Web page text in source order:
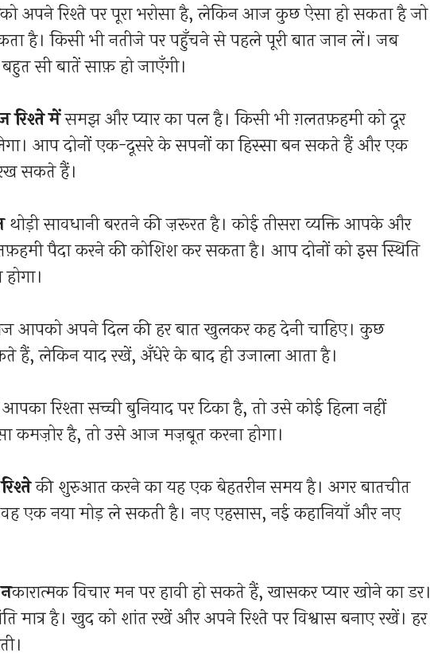
को अपने रिश्ते पर पूरा भरोसा है, लेकिन आज कुछ ऐसा हो सकता है जो
है। किसी भी नतीजे पर पहुँचने से पहले पूरी बात जान लें। जब
सी बातें साफ़ हो जाएँगी।
रिश्ते मेंसमझ और प्यार का पल है। किसी भी ग़लतफ़हमी को दूर
आप दोनों एक-दूसरे के सपनों का हिस्सा बन सकते हैं और एक
सकते हैं।
थोड़ी सावधानी बरतने की ज़रूरत है। कोई तीसरा व्यक्ति आपके और
पैदा करने की कोशिश कर सकता है। आप दोनों को इस स्थिति
आपको अपने दिल की हर बात खुलकर कह देनी चाहिए। कुछ
लेकिन याद रखें, अँधेरे के बाद ही उजाला आता है।
रिश्ता सच्ची बुनियाद पर टिका है, तो उसे कोई हिला नहीं
कमज़ोर है, तो उसे आज मज़बूत करना होगा।
की शुरुआत करने का यह एक बेहतरीन समय है। अगर बातचीत
एक नया मोड़ ले सकती है। नए एहसास, नई कहानियाँ और नए
कारात्मक विचार मन पर हावी हो सकते हैं, खासकर प्यार खोने का डर।
मात्र है। खुद को शांत रखें और अपने रिश्ते पर विश्वास बनाए रखें। हर